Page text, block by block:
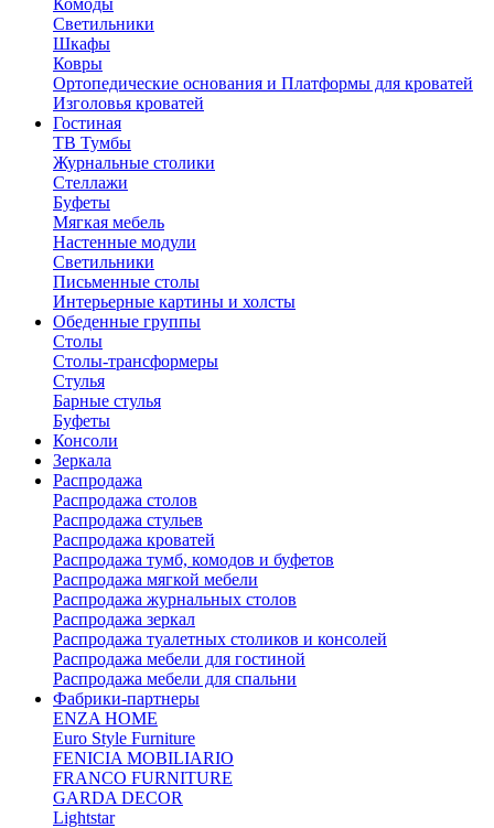
Комоды
Светильники
Шкафы
Ковры
Ортопедические основания и Платформы для кроватей
Изголовья кроватей
Гостиная
ТВ Тумбы
Журнальные столики
Стеллажи
Буфеты
Мягкая мебель
Настенные модули
Светильники
Письменные столы
Интерьерные картины и холсты
Обеденные группы
Столы
Столы-трансформеры
Стулья
Барные стулья
Буфеты
Консоли
Зеркала
Распродажа
Распродажа столов
Распродажа стульев
Распродажа кроватей
Распродажа тумб, комодов и буфетов
Распродажа мягкой мебели
Распродажа журнальных столов
Распродажа зеркал
Распродажа туалетных столиков и консолей
Распродажа мебели для гостиной
Распродажа мебели для спальни
Фабрики-партнеры
ENZA HOME
Euro Style Furniture
FENICIA MOBILIARIO
FRANCO FURNITURE
GARDA DECOR
Lightstar